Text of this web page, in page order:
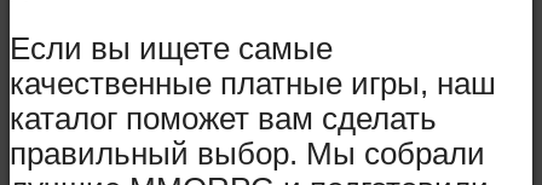
Если вы ищете самые
качественные платные игры, наш
каталог поможет вам сделать
правильный выбор. Мы собрали